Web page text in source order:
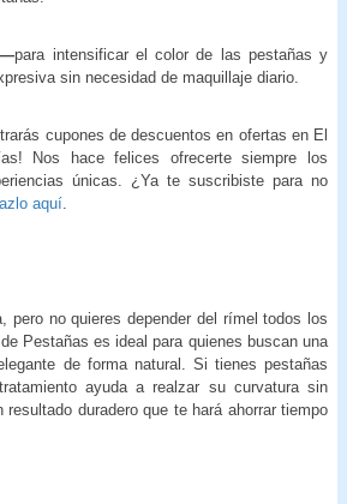
para intensificar el color de las pestañas y
sin necesidad de maquillaje diario.
cupones de descuentos en ofertas en El
Nos hace felices ofrecerte siempre los
únicas. ¿Ya te suscribiste para no
aquí
pero no quieres depender del rímel todos los
Pestañas es ideal para quienes buscan una
de forma natural. Si tienes pestañas
ayuda a realzar su curvatura sin
resultado duradero que te hará ahorrar tiempo